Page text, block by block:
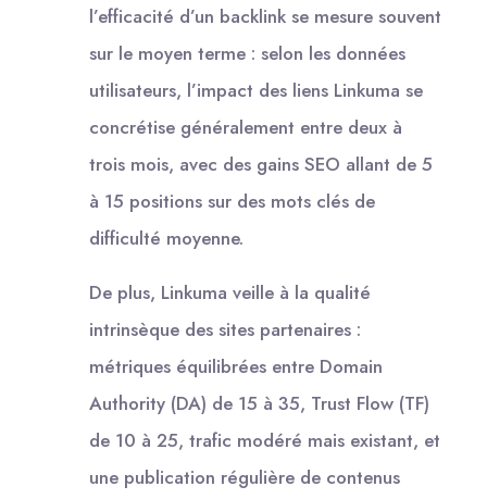
l’efficacité d’un backlink se mesure souvent
sur le moyen terme : selon les données
utilisateurs, l’impact des liens Linkuma se
concrétise généralement entre deux à
trois mois, avec des gains SEO allant de 5
à 15 positions sur des mots clés de
difficulté moyenne.
De plus, Linkuma veille à la qualité
intrinsèque des sites partenaires :
métriques équilibrées entre Domain
Authority (DA) de 15 à 35, Trust Flow (TF)
de 10 à 25, trafic modéré mais existant, et
une publication régulière de contenus